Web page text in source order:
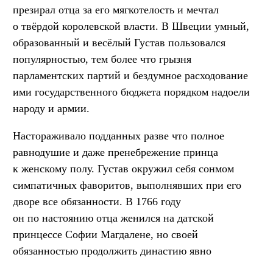
презирал отца за его мягкотелость и мечтал
о твёрдой королевской власти. В Швеции умный,
образованный и весёлый Густав пользовался
популярностью, тем более что грызня
парламентских партий и бездумное расходование
ими государственного бюджета порядком надоели
народу и армии.
Настораживало подданных разве что полное
равнодушие и даже пренебрежение принца
к женскому полу. Густав окружил себя сонмом
симпатичных фаворитов, выполнявших при его
дворе все обязанности. В 1766 году
он по настоянию отца женился на датской
принцессе Софии Магдалене, но своей
обязанностью продолжить династию явно